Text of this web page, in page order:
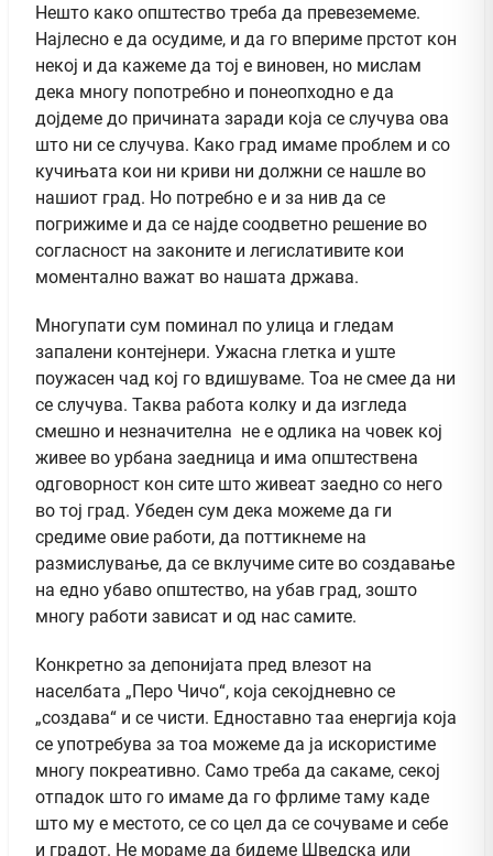
Нешто како општество треба да превеземеме.
Најлесно е да осудиме, и да го впeриме прстот кон
некој и да кажеме да тој е виновен, но мислам
дека многу попотребно и понеопходно е да
дојдеме до причината заради која се случува ова
што ни се случува. Како град имаме проблем и со
кучињата кои ни криви ни должни се нашле во
нашиот град. Но потребно е и за нив да се
погрижиме и да се најде соодветно решение во
согласност на законите и легислативите кои
моментално важат во нашата држава.
Многупати сум поминал по улица и гледам
запалени контејнери. Ужасна глетка и уште
поужасен чад кој го вдишуваме. Тоа не смее да ни
се случува. Таква работа колку и да изгледа
смешно и незначителна не е одлика на човек кој
живее во урбана заедница и има општествена
одговорност кон сите што живеат заедно со него
во тој град. Убеден сум дека можеме да ги
средиме овие работи, да поттикнеме на
размислување, да се вклучиме сите во создавање
на едно убаво општество, на убав град, зошто
многу работи зависат и од нас самите.
Конкретно за депонијата пред влезот на
населбата „Перо Чичо“, која секојдневно се
„создава“ и се чисти. Едноставно таа енергија коja
се употребува за тоа можеме да ја искористиме
многу покреативно. Само треба да сакаме, секој
отпадок што го имаме да го фрлиме таму каде
што му е местото, се со цел да се сочуваме и себе
и градот. Не мораме да бидеме Шведска или